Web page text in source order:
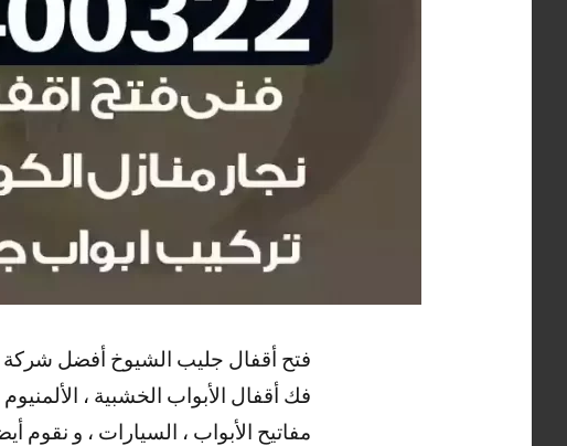
فتح أقفال جليب الشيوخ أفضل شركة
فك أقفال الأبواب الخشبية ،
مفاتيح الأبواب ، السيارات ، و نقوم